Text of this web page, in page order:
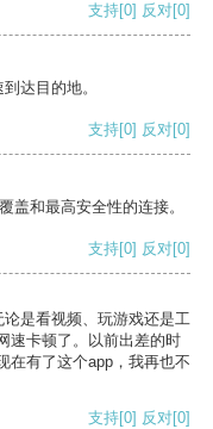
支持[0] 反对[0]
达目的地。
支持[0] 反对[0]
盖和最高安全性的连接。
支持[0] 反对[0]
是看视频、玩游戏还是工
速卡顿了。以前出差的时
在有了这个app，我再也不
支持[0] 反对[0]